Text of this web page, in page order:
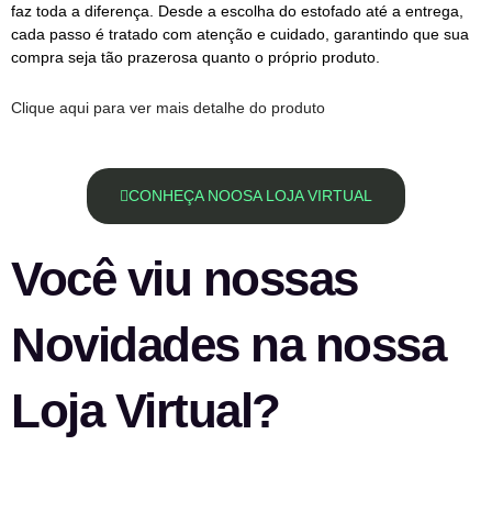
faz toda a diferença. Desde a escolha do estofado até a entrega,
cada passo é tratado com atenção e cuidado, garantindo que sua
compra seja tão prazerosa quanto o próprio produto.
Clique aqui para ver mais detalhe do produto
CONHEÇA NOOSA LOJA VIRTUAL
Você viu nossas
Novidades na nossa
Loja Virtual?